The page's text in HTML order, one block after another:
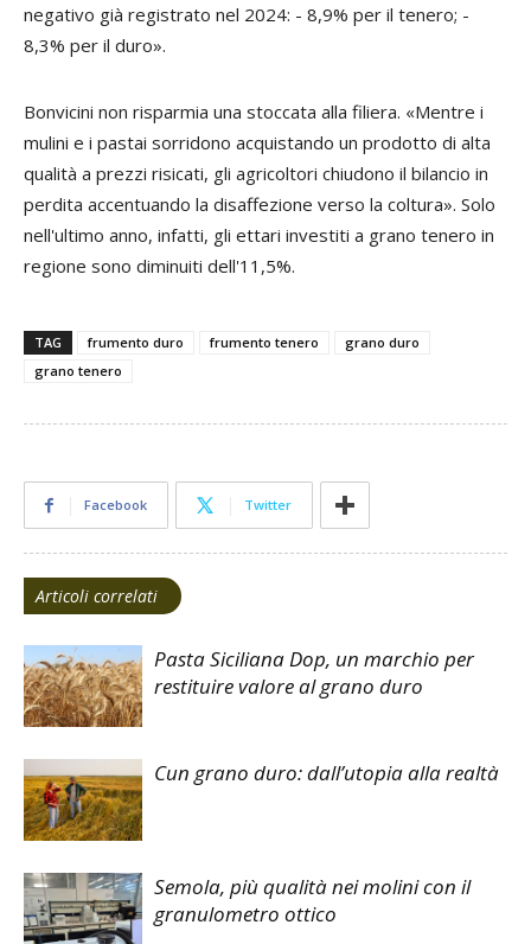
negativo già registrato nel 2024: - 8,9% per il tenero; -
8,3% per il duro».
Bonvicini non risparmia una stoccata alla filiera. «Mentre i
mulini e i pastai sorridono acquistando un prodotto di alta
qualità a prezzi risicati, gli agricoltori chiudono il bilancio in
perdita accentuando la disaffezione verso la coltura». Solo
nell'ultimo anno, infatti, gli ettari investiti a grano tenero in
regione sono diminuiti dell'11,5%.
TAG frumento duro frumento tenero
grano duro
grano tenero
Facebook Twitter
Articoli correlati
Pasta Siciliana Dop, un marchio per
restituire valore al grano duro
Cun grano duro: dall’utopia alla realtà
Semola, più qualità nei molini con il
granulometro ottico